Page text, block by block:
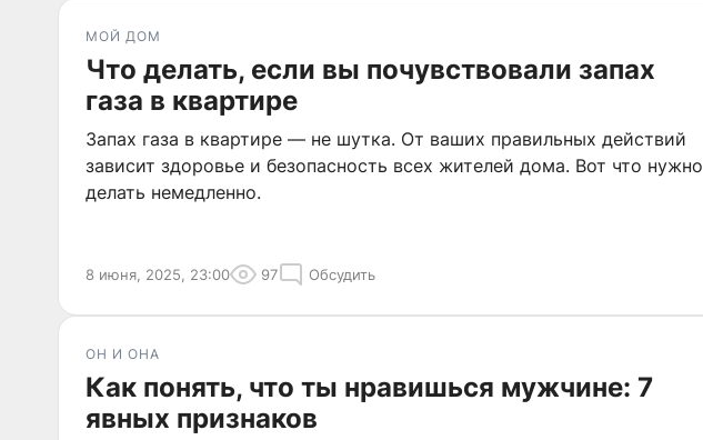
МОЙ ДОМ
Что делать, если вы почувствовали запах
газа в квартире
Запах газа в квартире — не шутка. От ваших правильных действий
зависит здоровье и безопасность всех жителей дома. Вот что нужно
делать немедленно.
8 июня, 2025, 23:00 97 Обсудить
ОН И ОНА
Как понять, что ты нравишься мужчине: 7
явных признаков